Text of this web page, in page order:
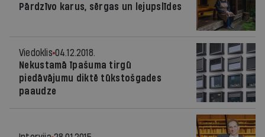
Pārdzīvo karus, sērgas un lejupslīdes
Viedoklis 04.12.2018.
Nekustamā īpašuma tirgū
piedāvājumu diktē tūkstošgades
paaudze